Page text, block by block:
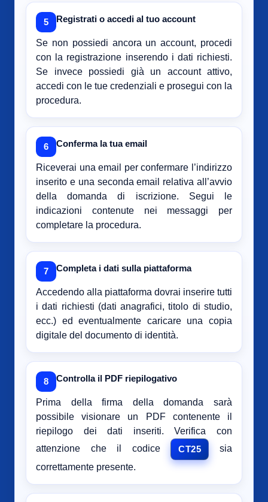
5 Registrati o accedi al tuo account
Se non possiedi ancora un account, procedi
con la registrazione inserendo i dati richiesti.
Se invece possiedi già un account attivo,
accedi con le tue credenziali e prosegui con la
procedura.
6 Conferma la tua email
Riceverai una email per confermare l’indirizzo
inserito e una seconda email relativa all’avvio
della domanda di iscrizione. Segui le
indicazioni contenute nei messaggi per
completare la procedura.
7 Completa i dati sulla piattaforma
Accedendo alla piattaforma dovrai inserire tutti
i dati richiesti (dati anagrafici, titolo di studio,
ecc.) ed eventualmente caricare una copia
digitale del documento di identità.
8 Controlla il PDF riepilogativo
Prima della firma della domanda sarà
possibile visionare un PDF contenente il
riepilogo dei dati inseriti. Verifica con
attenzione che il codice
CT25
sia
correttamente presente.